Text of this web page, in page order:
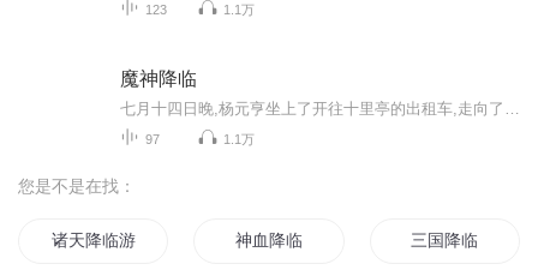
123 1.1万
魔神降临
97 1.1万
您是不是在找：
诸天降临游戏世界 神血降临 三国降临